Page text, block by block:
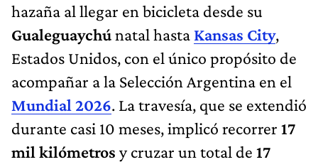
hazaña al llegar en bicicleta desde su
Gualeguaychúnatal hasta Kansas City,
Estados Unidos, con el único propósito de
acompañar a la Selección Argentina en el
Mundial 2026. La travesía, que se extendió
durante casi 10 meses, implicó recorrer 17
mil kilómetros y cruzar un total de 17